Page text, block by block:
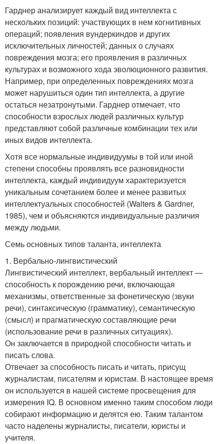
Гарднер анализирует каждый вид интеллекта с
нескольких позиций: участвующих в нем когнитивных
операций; появления вундеркиндов и других
исключительных личностей; данных о случаях
повреждения мозга; его проявления в различных
культурах и возможного хода эволюционного развития.
Например, при определенных повреждениях мозга
может нарушиться один тип интеллекта, а другие
остаться незатронутыми. Гарднер отмечает, что
способности взрослых людей различных культур
представляют собой различные комбинации тех или
иных видов интеллекта.
Хотя все нормальные индивидуумы в той или иной
степени способны проявлять все разновидности
интеллекта, каждый индивидуум характеризуется
уникальным сочетанием более и менее развитых
интеллектуальных способностей (Walters & Gardner,
1985), чем и объясняются индивидуальные различия
между людьми.
Семь основных типов таланта, интеллекта
1. Вербально-лингвистический
Лингвистический интеллект, вербальный интеллект —
способность к порождению речи, включающая
механизмы, ответственные за фонетическую (звуки
речи), синтаксическую (грамматику), семантическую
(смысл) и прагматическую составляющие речи
(использование речи в различных ситуациях).
Он заключается в природной способности читать и
писать слова.
Отвечает за способность писать и читать, присущ
журналистам, писателям и юристам. В настоящее время
он используется в нашей системе просвещения для
измерения IQ. В основном именно таким способом люди
собирают информацию и делятся ею. Таким талантом
часто наделены журналисты, писатели, юристы и
учителя.